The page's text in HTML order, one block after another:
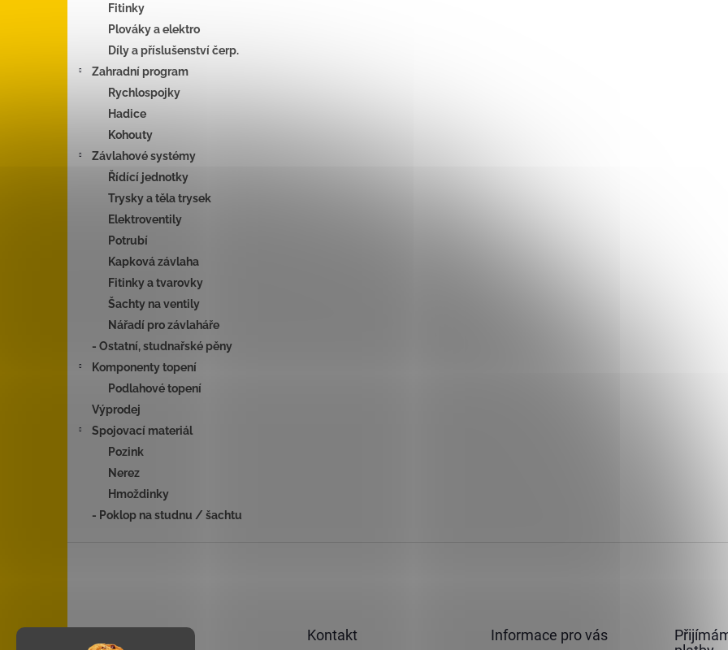
Fitinky
Plováky a elektro
Díly a příslušenství čerp.
Zahradní program
Rychlospojky
Hadice
Kohouty
Závlahové systémy
Řídící jednotky
Trysky a těla trysek
Elektroventily
Potrubí
Kapková závlaha
Fitinky a tvarovky
Šachty na ventily
Nářadí pro závlaháře
- Ostatní, studnařské pěny
Komponenty topení
Podlahové topení
Výprodej
Spojovací materiál
Pozink
Nerez
Hmoždinky
- Poklop na studnu / šachtu
Kontakt Informace pro vás